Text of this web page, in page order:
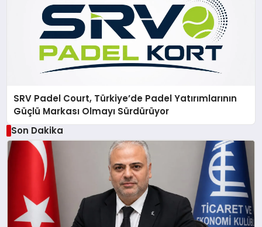
SRV Padel Court, Türkiye’de Padel Yatırımlarının
Güçlü Markası Olmayı Sürdürüyor
Son Dakika